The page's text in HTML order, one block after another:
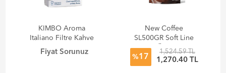
KIMBO Aroma
Italiano Filtre Kahve
(250 gr)
Fiyat Sorunuz
New Coffee
SL500GR Soft Line
500gr Öğütülmüş
Filtre Kahve
%17
1,524.59 TL
1,270.40 TL